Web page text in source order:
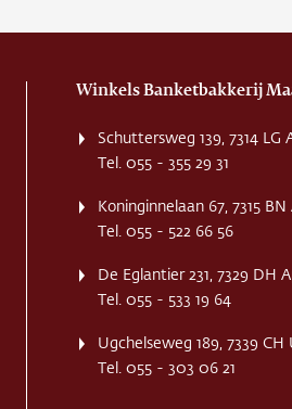
Winkels Banketbakkerij
Schuttersweg 139, 7314 LG
Tel. 055 - 355 29 31
Koninginnelaan 67, 7315
Tel. 055 - 522 66 56
De Eglantier 231, 7329 DH
Tel. 055 - 533 19 64
Ugchelseweg 189, 7339 CH
Tel. 055 - 303 06 21